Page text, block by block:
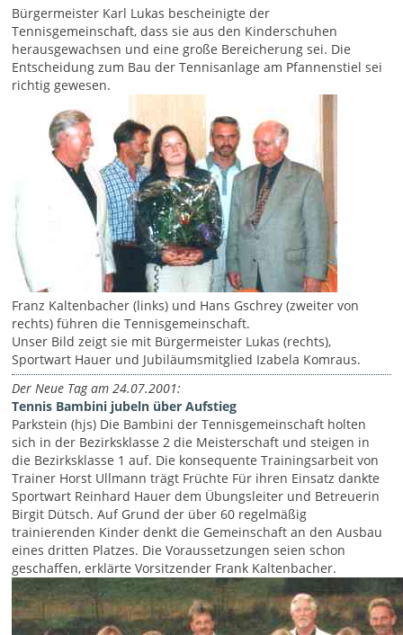
Bürgermeister Karl Lukas bescheinigte der
Tennisgemeinschaft, dass sie aus den Kinderschuhen
herausgewachsen und eine große Bereicherung sei. Die
Entscheidung zum Bau der Tennisanlage am Pfannenstiel sei
richtig gewesen.
Franz Kaltenbacher (links) und Hans Gschrey (zweiter von
rechts) führen die Tennisgemeinschaft.
Unser Bild zeigt sie mit Bürgermeister Lukas (rechts),
Sportwart Hauer und Jubiläumsmitglied Izabela Komraus.
Der Neue Tag am 24.07.2001:
Tennis Bambini jubeln über Aufstieg
Parkstein (hjs) Die Bambini der Tennisgemeinschaft holten
sich in der Bezirksklasse 2 die Meisterschaft und steigen in
die Bezirksklasse 1 auf. Die konsequente Trainingsarbeit von
Trainer Horst Ullmann trägt Früchte Für ihren Einsatz dankte
Sportwart Reinhard Hauer dem Übungsleiter und Betreuerin
Birgit Dütsch. Auf Grund der über 60 regelmäßig
trainierenden Kinder denkt die Gemeinschaft an den Ausbau
eines dritten Platzes. Die Voraussetzungen seien schon
geschaffen, erklärte Vorsitzender Frank Kaltenbacher.